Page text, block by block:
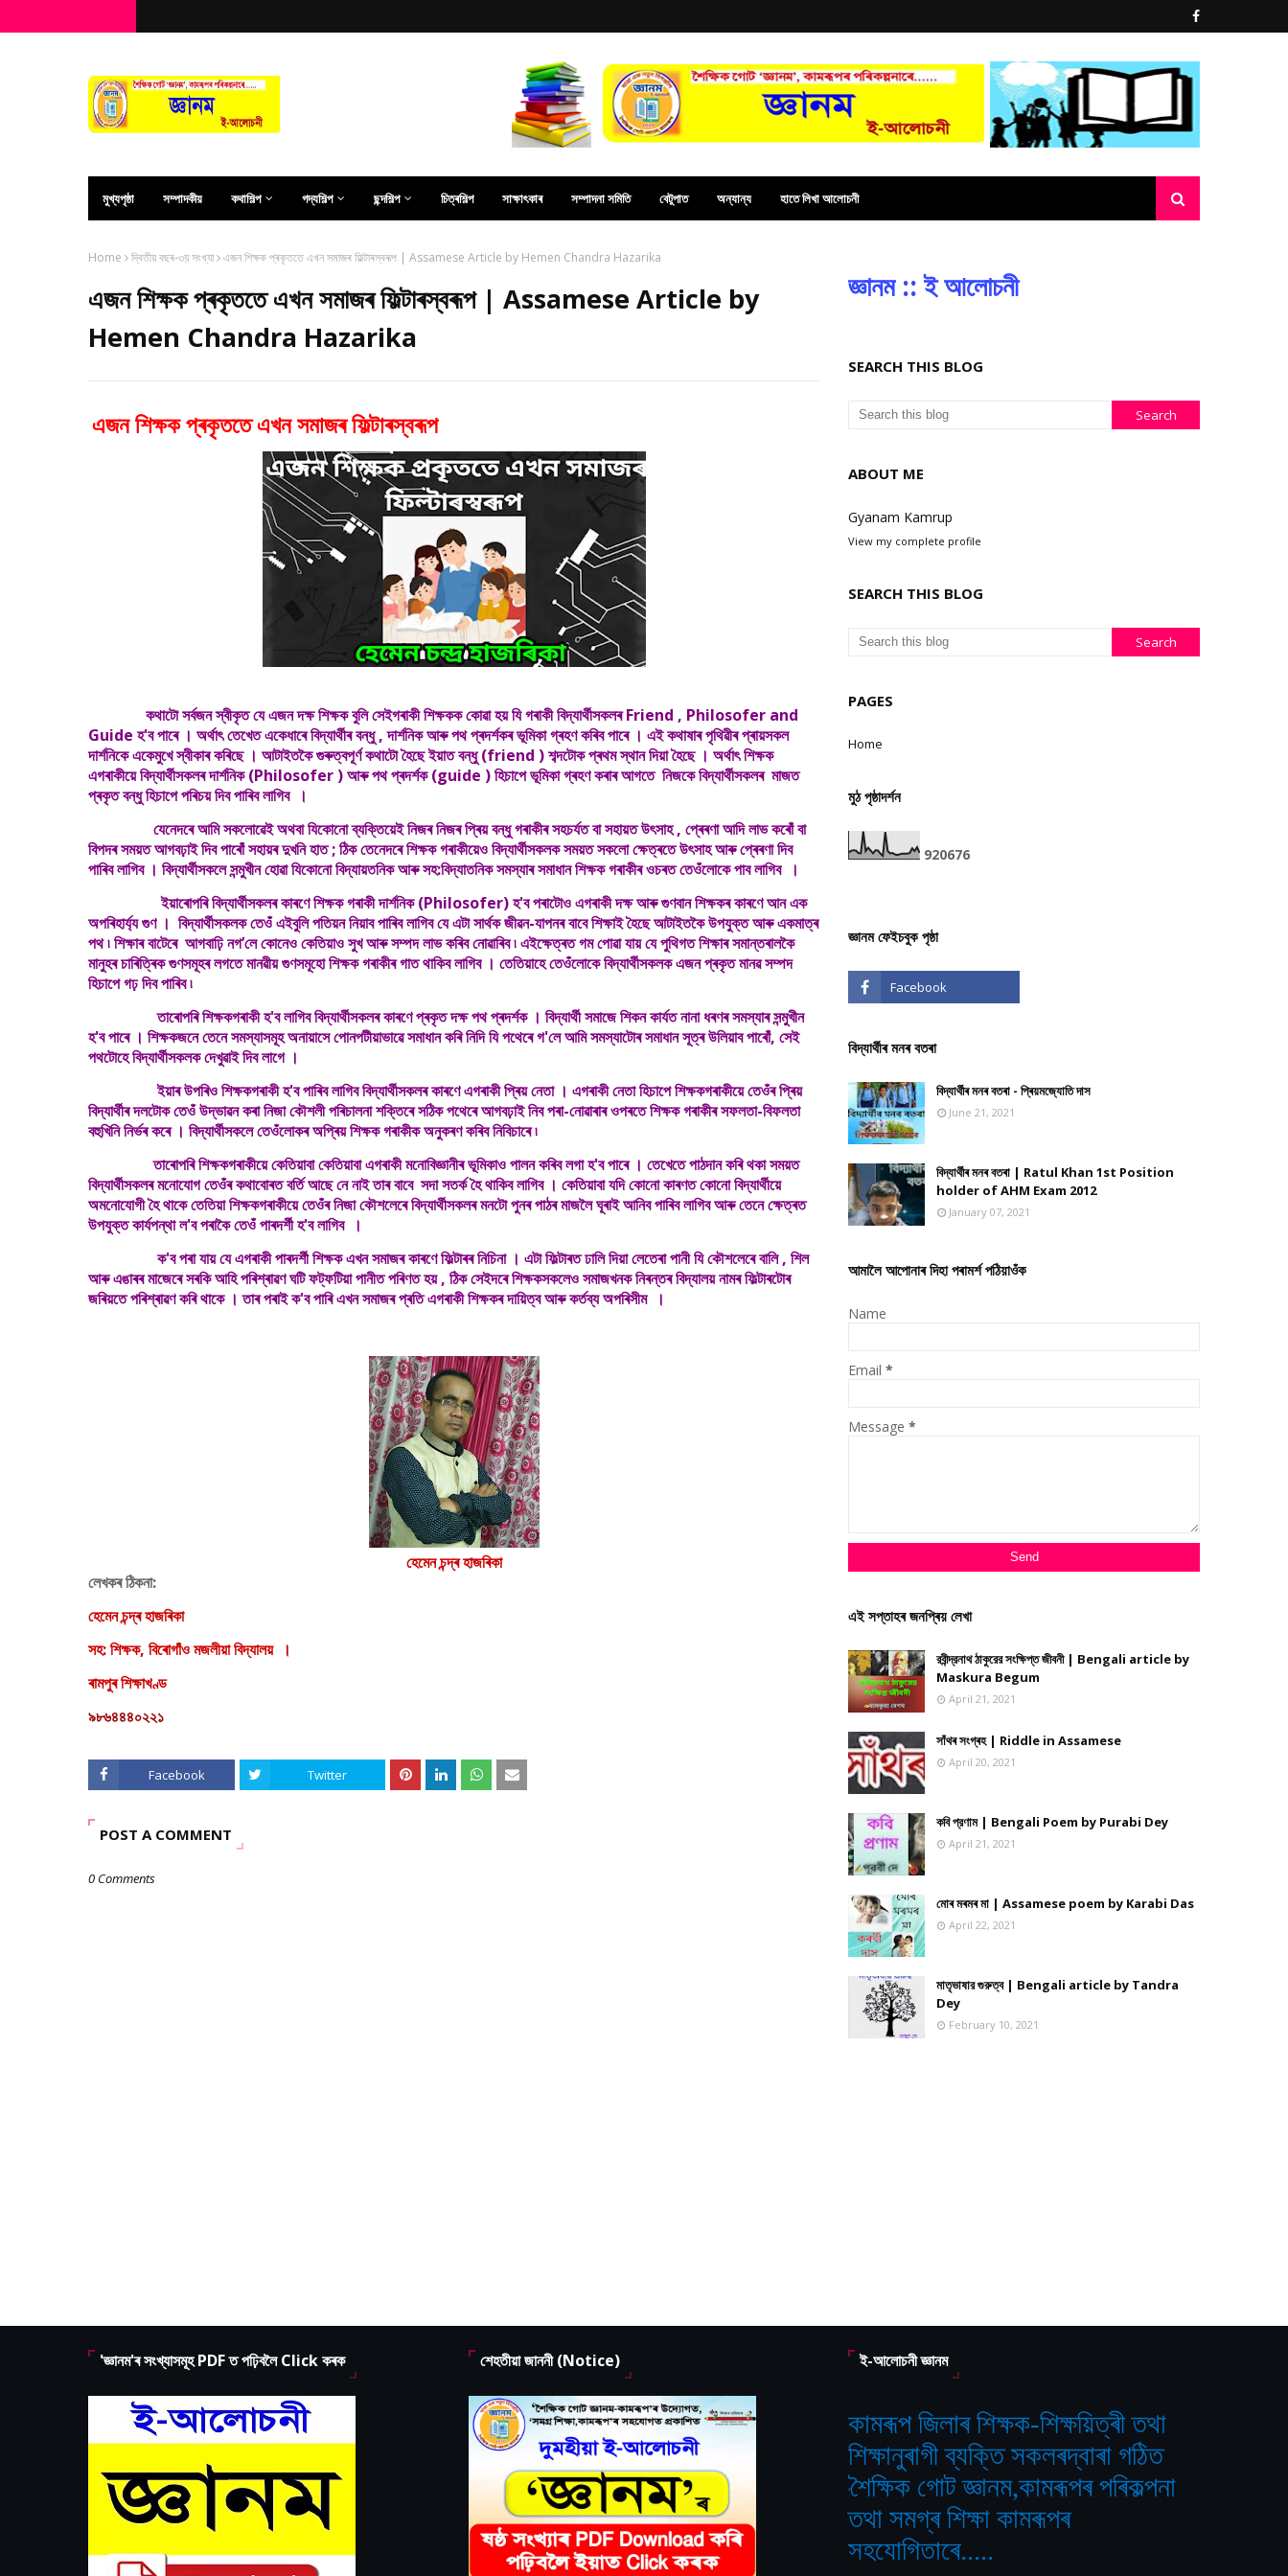
মুখ্যপৃষ্ঠা সম্পাদকীয় কথাশিল্প গদ্যশিল্প ছন্দশিল্প চিত্ৰশিল্প সাক্ষাৎকাৰ সম্পাদনা সমিতি বেটুপাত অন্যান্য হাতে লিখা আলোচনী
Home দ্বিতীয় বছৰ-৩য় সংখ্যা এজন শিক্ষক প্ৰকৃততে এখন সমাজৰ ফিল্টাৰস্বৰূপ | Assamese Article by Hemen Chandra Hazarika
এজন শিক্ষক প্ৰকৃততে এখন সমাজৰ ফিল্টাৰস্বৰূপ | Assamese Article by
Hemen Chandra Hazarika
এজন শিক্ষক প্ৰকৃততে এখন সমাজৰ ফিল্টাৰস্বৰূপ
কথাটো সৰ্বজন স্বীকৃত যে এজন দক্ষ শিক্ষক বুলি সেইগৰাকী শিক্ষকক কোৱা হয় যি গৰাকী বিদ্যাৰ্থীসকলৰ Friend , Philosofer and
Guide হ'ব পাৰে । অৰ্থাৎ তেখেত একেধাৰে বিদ্যাৰ্থীৰ বন্ধু , দাৰ্শনিক আৰু পথ প্ৰদৰ্শকৰ ভূমিকা গ্ৰহণ কৰিব পাৰে । এই কথাষাৰ পৃথিৱীৰ প্ৰায়সকল
দাৰ্শনিকে একেমুখে স্বীকাৰ কৰিছে । আটাইতকৈ গুৰুত্বপূৰ্ণ কথাটো হৈছে ইয়াত বন্ধু (friend ) শব্দটোক প্ৰথম স্থান দিয়া হৈছে । অৰ্থাৎ শিক্ষক
এগৰাকীয়ে বিদ্যাৰ্থীসকলৰ দাৰ্শনিক (Philosofer ) আৰু পথ প্ৰদৰ্শক (guide ) হিচাপে ভূমিকা গ্ৰহণ কৰাৰ আগতে নিজকে বিদ্যাৰ্থীসকলৰ মাজত
প্ৰকৃত বন্ধু হিচাপে পৰিচয় দিব পাৰিব লাগিব ।
যেনেদৰে আমি সকলোৱেই অথবা যিকোনো ব্যক্তিয়েই নিজৰ নিজৰ প্ৰিয় বন্ধু গৰাকীৰ সহচৰ্যত বা সহায়ত উৎসাহ , প্ৰেৰণা আদি লাভ কৰোঁ বা
বিপদৰ সময়ত আগবঢ়াই দিব পাৰোঁ সহায়ৰ দুখনি হাত ; ঠিক তেনেদৰে শিক্ষক গৰাকীয়েও বিদ্যাৰ্থীসকলক সময়ত সকলো ক্ষেত্ৰতে উৎসাহ আৰু প্ৰেৰণা দিব
পাৰিব লাগিব । বিদ্যাৰ্থীসকলে সন্মুখীন হোৱা যিকোনো বিদ্যায়তনিক আৰু সহ:বিদ্যাতনিক সমস্যাৰ সমাধান শিক্ষক গৰাকীৰ ওচৰত তেওঁলোকে পাব লাগিব ।
ইয়াৰোপৰি বিদ্যাৰ্থীসকলৰ কাৰণে শিক্ষক গৰাকী দাৰ্শনিক (Philosofer) হ'ব পৰাটোও এগৰাকী দক্ষ আৰু গুণবান শিক্ষকৰ কাৰণে আন এক
অপৰিহাৰ্য্য গুণ । বিদ্যাৰ্থীসকলক তেওঁ এইবুলি পতিয়ন নিয়াব পাৰিব লাগিব যে এটা সাৰ্থক জীৱন-যাপনৰ বাবে শিক্ষাই হৈছে আটাইতকৈ উপযুক্ত আৰু একমাত্ৰ
পথ ৷ শিক্ষাৰ বাটেৰে আগবাঢ়ি নগ’লে কোনেও কেতিয়াও সুখ আৰু সম্পদ লাভ কৰিব নোৱাৰিব ৷ এইক্ষেত্ৰত গম পোৱা যায় যে পুথিগত শিক্ষাৰ সমান্তৰালকৈ
মানুহৰ চাৰিত্ৰিক গুণসমূহৰ লগতে মানৱীয় গুণসমূহো শিক্ষক গৰাকীৰ গাত থাকিব লাগিব । তেতিয়াহে তেওঁলোকে বিদ্যাৰ্থীসকলক এজন প্ৰকৃত মানৱ সম্পদ
হিচাপে গঢ় দিব পাৰিব ৷
তাৰোপৰি শিক্ষকগৰাকী হ'ব লাগিব বিদ্যাৰ্থীসকলৰ কাৰণে প্ৰকৃত দক্ষ পথ প্ৰদৰ্শক । বিদ্যাৰ্থী সমাজে শিকন কাৰ্যত নানা ধৰণৰ সমস্যাৰ সন্মুখীন
হ'ব পাৰে । শিক্ষকজনে তেনে সমস্যাসমূহ অনায়াসে পোনপটীয়াভাৱে সমাধান কৰি নিদি যি পথেৰে গ'লে আমি সমস্যাটোৰ সমাধান সূত্ৰ উলিয়াব পাৰোঁ, সেই
পথটোহে বিদ্যাৰ্থীসকলক দেখুৱাই দিব লাগে ।
ইয়াৰ উপৰিও শিক্ষকগৰাকী হ'ব পাৰিব লাগিব বিদ্যাৰ্থীসকলৰ কাৰণে এগৰাকী প্ৰিয় নেতা । এগৰাকী নেতা হিচাপে শিক্ষকগৰাকীয়ে তেওঁৰ প্ৰিয়
বিদ্যাৰ্থীৰ দলটোক তেওঁ উদ্ভাৱন কৰা নিজা কৌশলী পৰিচালনা শক্তিৰে সঠিক পথেৰে আগবঢ়াই নিব পৰা-নোৱাৰাৰ ওপৰতে শিক্ষক গৰাকীৰ সফলতা-বিফলতা
বহুখিনি নিৰ্ভৰ কৰে । বিদ্যাৰ্থীসকলে তেওঁলোকৰ অপ্ৰিয় শিক্ষক গৰাকীক অনুকৰণ কৰিব নিবিচাৰে ৷
তাৰোপৰি শিক্ষকগৰাকীয়ে কেতিয়াবা কেতিয়াবা এগৰাকী মনোবিজ্ঞানীৰ ভূমিকাও পালন কৰিব লগা হ'ব পাৰে । তেখেতে পাঠদান কৰি থকা সময়ত
বিদ্যাৰ্থীসকলৰ মনোযোগ তেওঁৰ কথাবোৰত বৰ্তি আছে নে নাই তাৰ বাবে সদা সতৰ্ক হৈ থাকিব লাগিব । কেতিয়াবা যদি কোনো কাৰণত কোনো বিদ্যাৰ্থীয়ে
অমনোযোগী হৈ থাকে তেতিয়া শিক্ষকগৰাকীয়ে তেওঁৰ নিজা কৌশলেৰে বিদ্যাৰ্থীসকলৰ মনটো পুনৰ পাঠৰ মাজলৈ ঘূৰাই আনিব পাৰিব লাগিব আৰু তেনে ক্ষেত্ৰত
উপযুক্ত কাৰ্যপন্থা ল'ব পৰাকৈ তেওঁ পাৰদৰ্শী হ'ব লাগিব ।
ক'ব পৰা যায় যে এগৰাকী পাৰদৰ্শী শিক্ষক এখন সমাজৰ কাৰণে ফিল্টাৰৰ নিচিনা । এটা ফিল্টাৰত ঢালি দিয়া লেতেৰা পানী যি কৌশলেৰে বালি , শিল
আৰু এঙাৰৰ মাজেৰে সৰকি আহি পৰিশ্ৰাৱণ ঘটি ফট্‌ফটিয়া পানীত পৰিণত হয় , ঠিক সেইদৰে শিক্ষকসকলেও সমাজখনক নিৰন্তৰ বিদ্যালয় নামৰ ফিল্টাৰটোৰ
জৰিয়তে পৰিশ্ৰাৱণ কৰি থাকে । তাৰ পৰাই ক'ব পাৰি এখন সমাজৰ প্ৰতি এগৰাকী শিক্ষকৰ দায়িত্ব আৰু কৰ্তব্য অপৰিসীম ।
হেমেন চন্দ্ৰ হাজৰিকা
লেখকৰ ঠিকনা:
হেমেন চন্দ্ৰ হাজৰিকা
সহ: শিক্ষক, বিৰোগাঁও মজলীয়া বিদ্যালয় ।
ৰামপুৰ শিক্ষাখণ্ড
৯৮৬৪৪৪০২২১
Facebook Twitter
POST A COMMENT
0 Comments
জ্ঞানম :: ই আলোচনী
SEARCH THIS BLOG
ABOUT ME
Gyanam Kamrup
View my complete profile
SEARCH THIS BLOG
PAGES
Home
মুঠ পৃষ্ঠাদৰ্শন
920676
জ্ঞানম ফেইচবুক পৃষ্ঠা
বিদ্যাৰ্থীৰ মনৰ বতৰা
বিদ্যাৰ্থীৰ মনৰ বতৰা - প্ৰিয়মজ্যোতি দাস
June 21, 2021
বিদ্যাৰ্থীৰ মনৰ বতৰা | Ratul Khan 1st Position
holder of AHM Exam 2012
January 07, 2021
আমালৈ আপোনাৰ দিহা পৰামৰ্শ পঠিয়াওঁক
Name
Email*
Message*
এই সপ্তাহৰ জনপ্ৰিয় লেখা
রবীন্দ্রনাথ ঠাকুরের সংক্ষিপ্ত জীবনী | Bengali article by
Maskura Begum
April 21, 2021
সাঁথৰ সংগ্ৰহ | Riddle in Assamese
April 20, 2021
কবি প্রণাম | Bengali Poem by Purabi Dey
April 21, 2021
মোৰ মৰমৰ মা | Assamese poem by Karabi Das
April 22, 2021
মাতৃভাষার গুরুত্ব | Bengali article by Tandra
Dey
February 10, 2021
'জ্ঞানম'ৰ সংখ্যাসমূহ PDF ত পঢ়িবলৈ Click কৰক শেহতীয়া জাননী (Notice) ই-আলোচনী জ্ঞানম
কামৰূপ জিলাৰ শিক্ষক-শিক্ষয়িত্ৰী তথা
শিক্ষানুৰাগী ব্যক্তি সকলৰদ্বাৰা গঠিত
‘শৈক্ষিক গোট জ্ঞানম,কামৰূপৰ পৰিকল্পনা
তথা সমগ্ৰ শিক্ষা কামৰূপৰ
সহযোগিতাৰে.....